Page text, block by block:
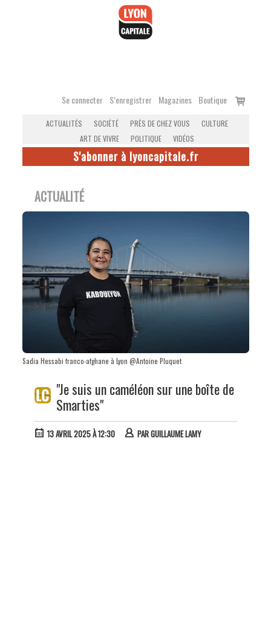
Se connecter S’enregistrer Magazines Boutique
Voir
ACTUALITÉS SOCIÉTÉ PRÈS DE CHEZ VOUS
CULTURE
ART DE VIVRE
POLITIQUE VIDÉOS
S'abonner à lyoncapitale.fr
ACTUALITÉ
Sadia Hessabi franco-afghane à Lyon @Antoine Pluquet
"Je suis un caméléon sur une boîte de
Smarties"
13 AVRIL 2025 À 12:30 PARGUILLAUME LAMY